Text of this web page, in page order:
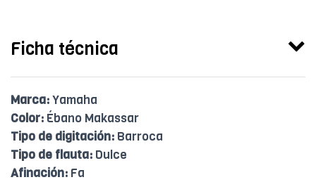
Ficha técnica
Marca:Yamaha
Color: Ébano Makassar
Tipo de digitación: Barroca
Tipo de flauta: Dulce
Afinación: Fa